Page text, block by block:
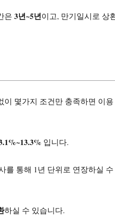
은 3년~5년이고, 만기일시로 상
몇가지 조건만 충족하면 이용
입니다.
를 통해 1년 단위로 연장하실 수
하실 수 있습니다.